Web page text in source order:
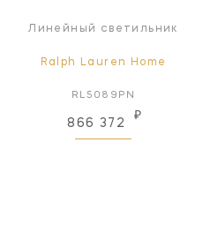
Линейный светильник
Ralph Lauren Home
RL5089PN
866 372
₽